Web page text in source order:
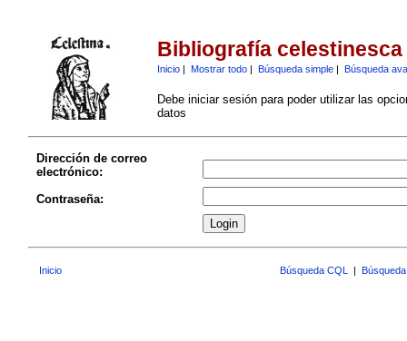
Bibliografía celestinesca
Inicio| Mostrar todo| Búsqueda simple| Búsqueda
Debe iniciar sesión para poder utilizar las
datos
Dirección de correo
electrónico:
Contraseña:
Inicio Búsqueda CQL |